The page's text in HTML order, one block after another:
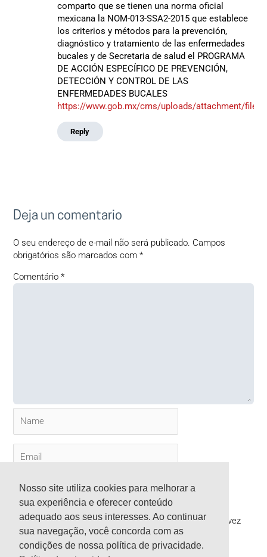
comparto que se tienen una norma oficial
mexicana la NOM-013-SSA2-2015 que establece
los criterios y métodos para la prevención,
diagnóstico y tratamiento de las enfermedades
bucales y de Secretaria de salud el PROGRAMA
DE ACCIÓN ESPECÍFICO DE PREVENCIÓN,
DETECCIÓN Y CONTROL DE LAS
ENFERMEDADES BUCALES
https://www.gob.mx/cms/uploads/attachment/file/
Reply
Deja un comentario
O seu endereço de e-mail não será publicado. Campos
obrigatórios são marcados com *
Comentário *
Website
Salvar meus dados neste navegador para a próxima vez
que eu comentar.
Nosso site utiliza cookies para melhorar a
sua experiência e oferecer conteúdo
adequado aos seus interesses. Ao continuar
sua navegação, você concorda com as
condições de nossa política de privacidade.